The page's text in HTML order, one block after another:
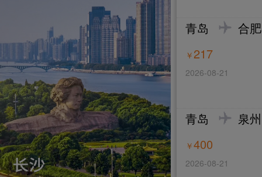
[2026-08-07] 青岛航空2026年3架飞机退租检服务项目延
[2026-07-31] 青岛航空2026年下半年C检服务项目三次招
青岛 合肥
￥217
2026-08-21
青岛 泉州
￥400
2026-08-21